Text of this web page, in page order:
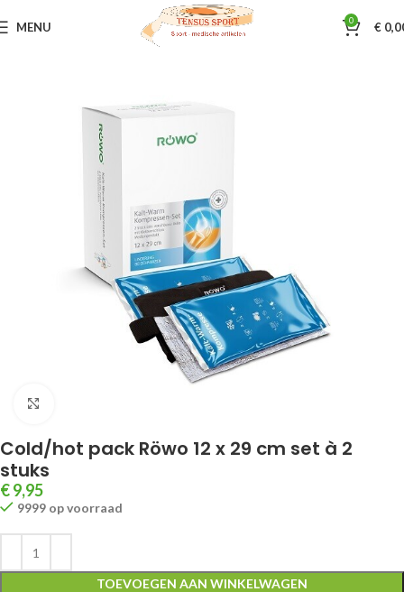
MENU 0 €
Home Koude & warmte therapie Cold/Hot pack / spray
Cold/hot pack Röwo 12 x 29 cm set à 2
stuks
€9,95
9999 op voorraad
TOEVOEGEN AAN WINKELWAGEN